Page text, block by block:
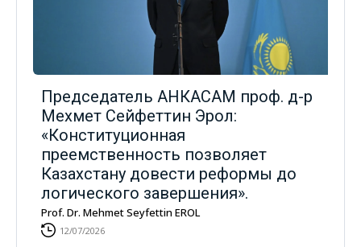
Председатель АНКАСАМ проф. д-р
Мехмет Сейфеттин Эрол:
«Конституционная
преемственность позволяет
Казахстану довести реформы до
логического завершения».
Prof. Dr. Mehmet Seyfettin EROL
12/07/2026